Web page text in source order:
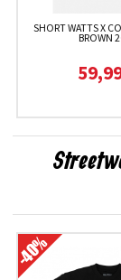
SHORT WATTS X
BROWN